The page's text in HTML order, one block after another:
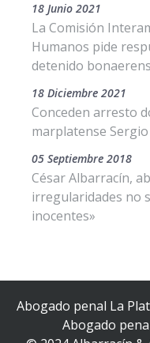
18 Junio 2021
La Comisión
Humanos pide
detenido
18 Diciembre 2021
Conceden arresto
marplatense Sergio
05 Septiembre 2018
César Albarracín,
irregularidades no
inocentes»
Abogado penal La
Abogado